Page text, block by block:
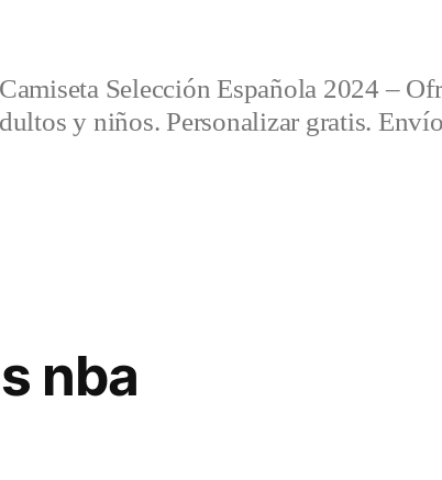
Camiseta Selección Española 2024 –
y niños. Personalizar gratis.
nba